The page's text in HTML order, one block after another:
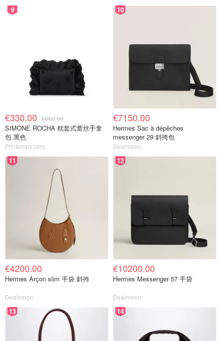
9
€330.00 €660.00
SIMONE ROCHA 枕套式蕾丝手拿
包 黑色
Printemps.com
10
€7150.00
Hermes Sac à dépêches
messenger 29 斜挎包
Dealmoon
11
€4200.00
Hermes Arçon slim 手袋 斜挎
Dealmoon
12
€10200.00
Hermes Messenger 57 手袋
Dealmoon
13 14